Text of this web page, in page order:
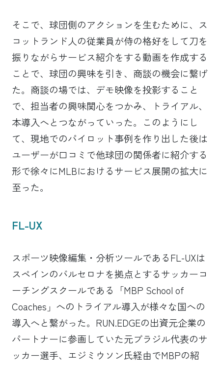
そこで、球団側のアクションを生むために、ス
コットランド人の従業員が侍の格好をして刀を
振りながらサービス紹介をする動画を作成する
ことで、球団の興味を引き、商談の機会に繋げ
た。商談の場では、デモ映像を投影すること
で、担当者の興味関心をつかみ、トライアル、
本導入へとつながっていった。このようにし
て、現地でのパイロット事例を作り出した後は
ユーザーが口コミで他球団の関係者に紹介する
形で徐々にMLBにおけるサービス展開の拡大に
至った。
FL-UX
スポーツ映像編集・分析ツールであるFL-UXは
スペインのバルセロナを拠点とするサッカーコ
ーチングスクールである「MBP School of
Coaches」へのトライアル導入が様々な国への
導入へと繋がった。RUN.EDGEの出資元企業の
パートナーに参画していた元ブラジル代表のサ
ッカー選手、エジミウソン氏経由でMBPの紹